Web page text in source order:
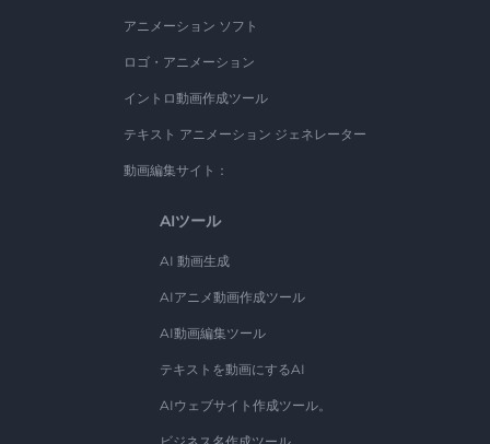
アニメーション ソフト
ロゴ・アニメーション
イントロ動画作成ツール
テキスト アニメーション ジェネレーター
動画編集サイト：
AIツール
AI 動画生成
AIアニメ動画作成ツール
AI動画編集ツール
テキストを動画にするAI
AIウェブサイト作成ツール。